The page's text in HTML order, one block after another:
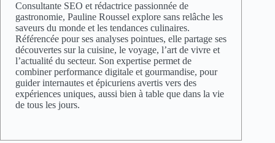
Consultante SEO et rédactrice passionnée de
gastronomie, Pauline Roussel explore sans relâche les
saveurs du monde et les tendances culinaires.
Référencée pour ses analyses pointues, elle partage ses
découvertes sur la cuisine, le voyage, l’art de vivre et
l’actualité du secteur. Son expertise permet de
combiner performance digitale et gourmandise, pour
guider internautes et épicuriens avertis vers des
expériences uniques, aussi bien à table que dans la vie
de tous les jours.